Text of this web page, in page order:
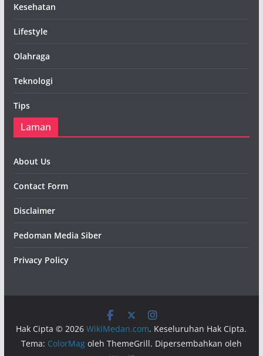
Kesehatan
Lifestyle
Olahraga
Teknologi
Tips
Laman
About Us
Contact Form
Disclaimer
Pedoman Media Siber
Privacy Policy
Hak Cipta © 2026WikiMedan.com. Keseluruhan Hak Cipta.
Tema: ColorMagoleh ThemeGrill. Dipersembahkan oleh